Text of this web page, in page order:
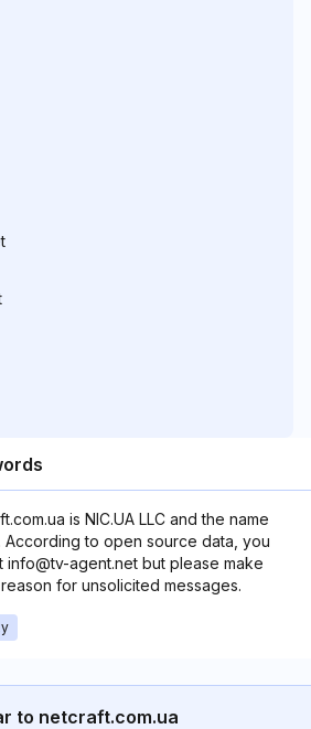
is NIC.UA LLC and the name
According to open source data, you
agent.net but please make
for unsolicited messages.
to netcraft.com.ua